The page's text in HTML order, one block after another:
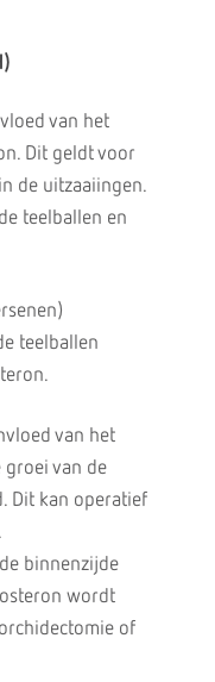
van het
Dit geldt voor
de uitzaaiingen.
teelballen en
teelballen
van het
van de
Dit kan operatief
binnenzijde
wordt
of